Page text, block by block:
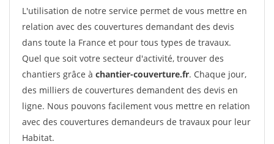
L'utilisation de notre service permet de vous mettre en
relation avec des couvertures demandant des devis
dans toute la France et pour tous types de travaux.
Quel que soit votre secteur d'activité, trouver des
chantiers grâce à chantier-couverture.fr. Chaque jour,
des milliers de couvertures demandent des devis en
ligne. Nous pouvons facilement vous mettre en relation
avec des couvertures demandeurs de travaux pour leur
Habitat.